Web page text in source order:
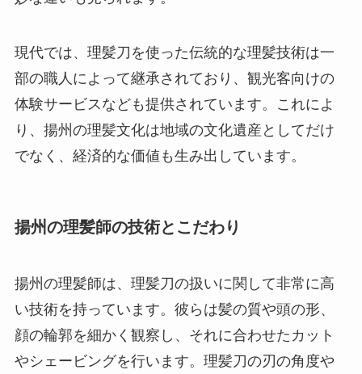
現代では、理髪刀を使った伝統的な理髪技術は一
部の職人によって継承されており、観光客向けの
体験サービスなども提供されています。これによ
り、揚州の理髪文化は地域の文化遺産としてだけ
でなく、経済的な価値も生み出しています。
揚州の理髪師の技術とこだわり
揚州の理髪師は、理髪刀の扱いに関して非常に高
い技術を持っています。彼らは髪の質や頭の形、
顔の輪郭を細かく観察し、それに合わせたカット
やシェービングを行います。理髪刀の刃の角度や